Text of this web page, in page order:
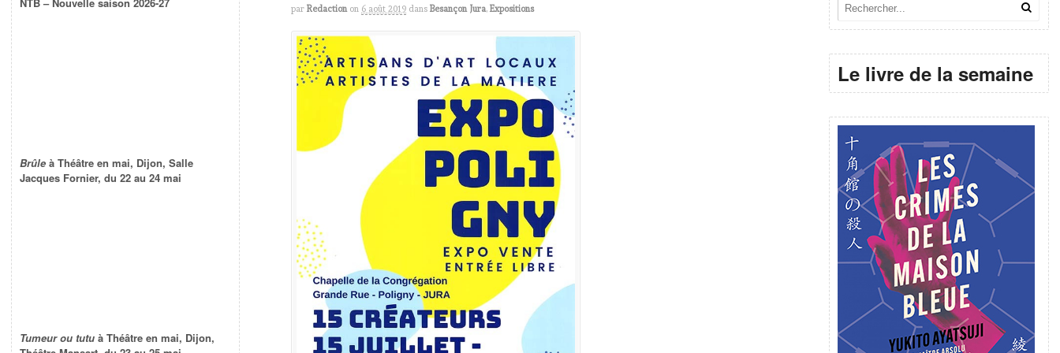
par Redaction on 6 août 2019 dans Besançon Jura,Expositions
Le livre de la semaine
NTB – Nouvelle saison 2026-27
Brûle à Théâtre en mai, Dijon, Salle
Jacques Fornier, du 22 au 24 mai
Tumeur ou tutu à Théâtre en mai, Dijon,